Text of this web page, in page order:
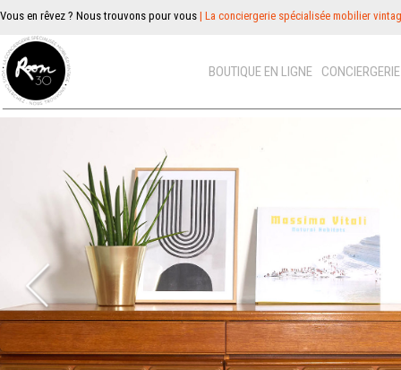
Vous en rêvez ? Nous trouvons pour vous | La conciergerie spécialisée mobilier
BOUTIQUE EN LIGNE